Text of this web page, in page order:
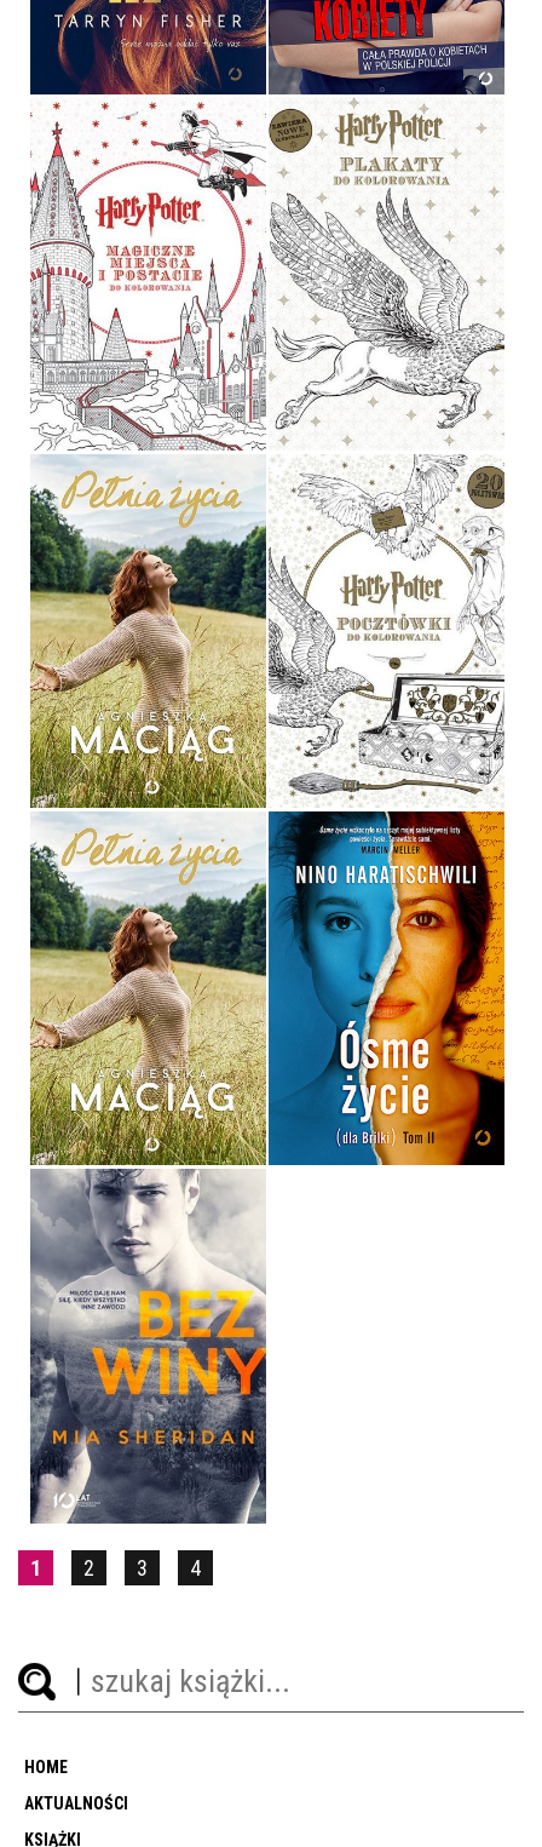
36,90 ZŁ 39,90 ZŁ
HARRY POTTER.
MAGICZNE MIEJSCA I
POSTACIE DO
KOLOROWANIA
OPRACOWANIE ZBIOROWE
29,90 ZŁ
HARRY POTTER. PLAKATY
DO KOLOROWANIA
OPRACOWANIE ZBIOROWE
34,90 ZŁ
PEŁNIA ŻYCIA
AGNIESZKA MACIĄG
49,90 ZŁ
HARRY POTTER.
POCZTÓWKI DO
KOLOROWANIA
OPRACOWANIE ZBIOROWE
19,90 ZŁ
PEŁNIA ŻYCIA
AGNIESZKA MACIĄG
OPRAWA TWARDA
59,90 ZŁ
ÓSME ŻYCIE (DLA BRILKI)
NINO HARATISCHWILI
OPRAWA TWARDA
44,90 ZŁ
BEZ WINY
MIA SHERIDAN
OPRAWA MIĘKKA
39,90 ZŁ
1 2 3 4
HOME
AKTUALNOŚCI
KSIĄŻKI